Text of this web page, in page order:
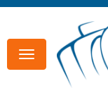
Toggle
navigation